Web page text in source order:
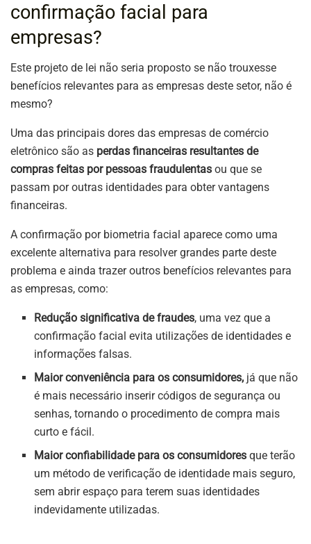
confirmação facial para
empresas?
Este projeto de lei não seria proposto se não trouxesse
benefícios relevantes para as empresas deste setor, não é
mesmo?
Uma das principais dores das empresas de comércio
eletrônico são as perdas financeiras resultantes de
compras feitas por pessoas fraudulentas ou que se
passam por outras identidades para obter vantagens
financeiras.
A confirmação por biometria facial aparece como uma
excelente alternativa para resolver grandes parte deste
problema e ainda trazer outros benefícios relevantes para
as empresas, como:
Redução significativa de fraudes, uma vez que a
confirmação facial evita utilizações de identidades e
informações falsas.
Maior conveniência para os consumidores, já que não
é mais necessário inserir códigos de segurança ou
senhas, tornando o procedimento de compra mais
curto e fácil.
Maior confiabilidade para os consumidoresque terão
um método de verificação de identidade mais seguro,
sem abrir espaço para terem suas identidades
indevidamente utilizadas.